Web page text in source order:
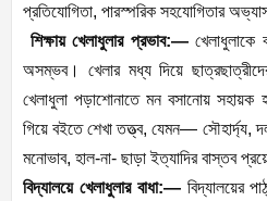
প্রতিযোগিতা, পারস্পরিক সহযোগিতার
শিক্ষায় খেলাধুলার প্রভাব:—খেলাধুলাকে
অসম্ভব। খেলার মধ্য দিয়ে
খেলাধুলা পড়াশোনাতে মন বসানোয়
গিয়ে বইতে শেখা তত্ত্ব, যেমন—
মনোভাব, হাল-না- ছাড়া ইত্যাদির বাস্তব
বিদ্যালয়ে খেলাধুলার বাধা:—বিদ্যালয়ের